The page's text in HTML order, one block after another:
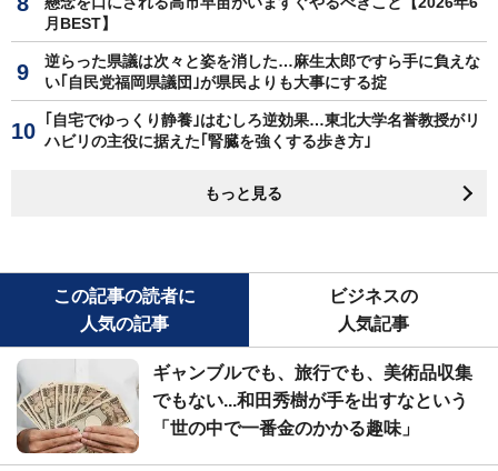
月BEST】
逆らった県議は次々と姿を消した…麻生太郎ですら手に負えな
い｢自民党福岡県議団｣が県民よりも大事にする掟
｢自宅でゆっくり静養｣はむしろ逆効果…東北大学名誉教授がリ
ハビリの主役に据えた｢腎臓を強くする歩き方｣
もっと見る
この記事の読者に
人気の記事
ビジネスの
人気記事
ギャンブルでも、旅行でも、美術品収集
でもない...和田秀樹が手を出すなという
「世の中で一番金のかかる趣味」